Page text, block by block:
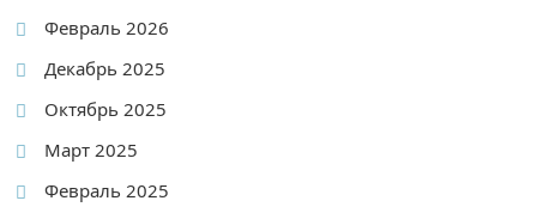
Февраль 2026
Декабрь 2025
Октябрь 2025
Март 2025
Февраль 2025